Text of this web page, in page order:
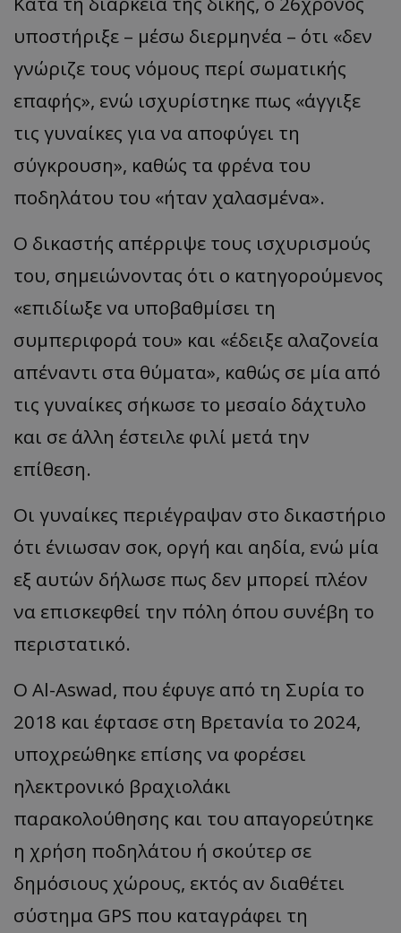
υποστήριξε – μέσω διερμηνέα – ότι «δεν
γνώριζε τους νόμους περί σωματικής
επαφής», ενώ ισχυρίστηκε πως «άγγιξε
τις γυναίκες για να αποφύγει τη
σύγκρουση», καθώς τα φρένα του
ποδηλάτου του «ήταν χαλασμένα».
Ο δικαστής απέρριψε τους ισχυρισμούς
του, σημειώνοντας ότι ο κατηγορούμενος
«επιδίωξε να υποβαθμίσει τη
συμπεριφορά του» και «έδειξε αλαζονεία
απέναντι στα θύματα», καθώς σε μία από
τις γυναίκες σήκωσε το μεσαίο δάχτυλο
και σε άλλη έστειλε φιλί μετά την
επίθεση.
Οι γυναίκες περιέγραψαν στο δικαστήριο
ότι ένιωσαν σοκ, οργή και αηδία, ενώ μία
εξ αυτών δήλωσε πως δεν μπορεί πλέον
να επισκεφθεί την πόλη όπου συνέβη το
περιστατικό.
Ο Al-Aswad, που έφυγε από τη Συρία το
2018 και έφτασε στη Βρετανία το 2024,
υποχρεώθηκε επίσης να φορέσει
ηλεκτρονικό βραχιολάκι
παρακολούθησης και του απαγορεύτηκε
η χρήση ποδηλάτου ή σκούτερ σε
δημόσιους χώρους, εκτός αν διαθέτει
σύστημα GPS που καταγράφει τη